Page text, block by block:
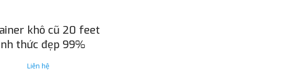
ĐỌC TIẾP
khô cũ 20 feet
thức đẹp 99%
Liên hệ